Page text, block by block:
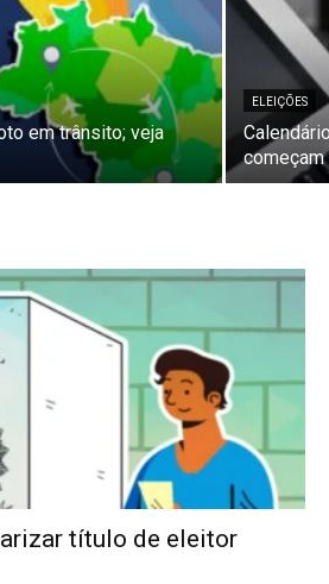
em trânsito; veja
ELEIÇÕES
título de eleitor